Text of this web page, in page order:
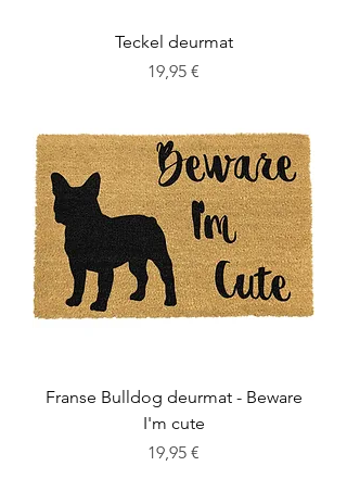
Teckel deurmat
Cena
19,95 €
Franse Bulldog deurmat - Beware
I'm cute
Cena
19,95 €